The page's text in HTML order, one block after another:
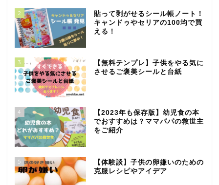
2
貼って剥がせるシール帳ノート！
キャンドゥやセリアの100均で買
える！
3
【無料テンプレ】子供をやる気に
させるご褒美シールと台紙
4
【2023年も保存版】幼児食の本
でおすすめは？ママパパの救世主
をご紹介
5
【体験談】子供の卵嫌いのための
克服レシピやアイデア